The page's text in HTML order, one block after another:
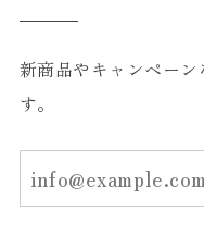
新商品やキャンペー
す。